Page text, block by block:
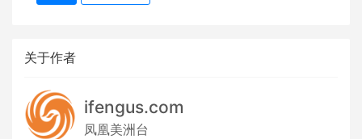
关于作者
ifengus.com
凤凰美洲台